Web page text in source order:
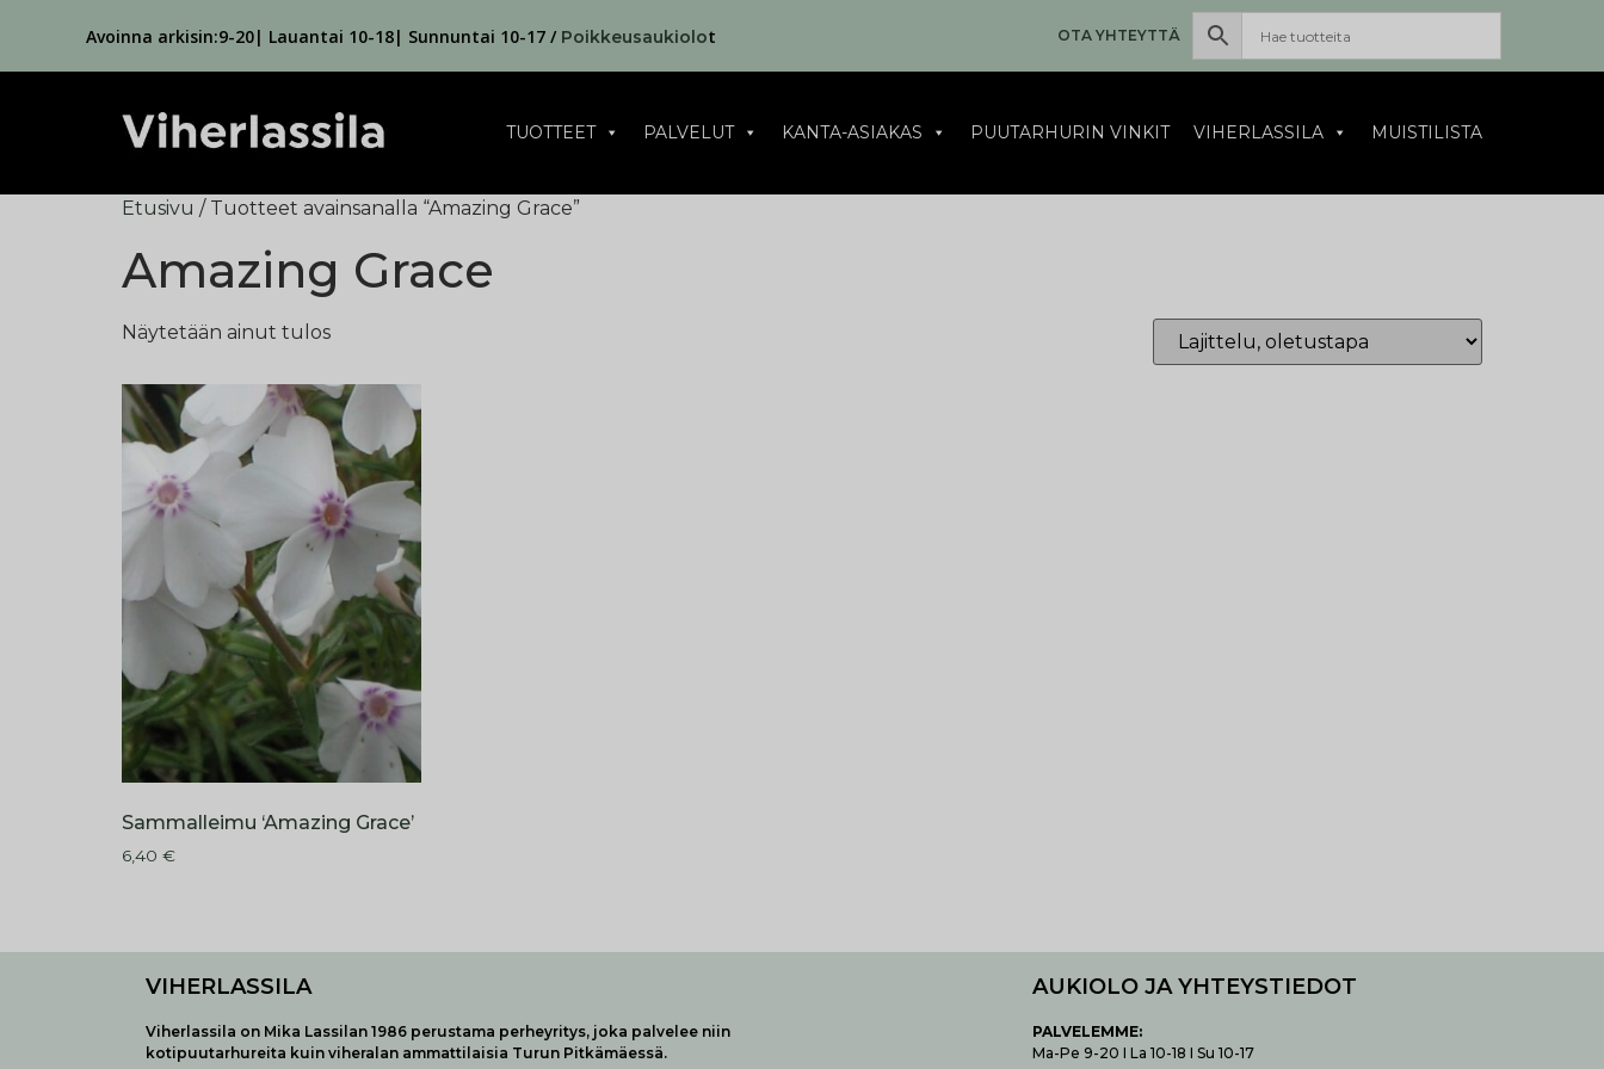
Avoinna arkisin:9-20| Lauantai 10-18| Sunnuntai 10-17 / Poikkeusaukiolot OTA YHTEYTTÄ
TUOTTEET PALVELUT KANTA-ASIAKAS PUUTARHURIN VINKIT VIHERLASSILA MUISTILISTA
Etusivu / Tuotteet avainsanalla “Amazing Grace”
Amazing Grace
Näytetään ainut tulos
Sammalleimu ‘Amazing Grace’
6,40 €
VIHERLASSILA
Viherlassila on Mika Lassilan 1986 perustama perheyritys, joka palvelee niin
kotipuutarhureita kuin viheralan ammattilaisia Turun Pitkämäessä.
AUKIOLO JA YHTEYSTIEDOT
PALVELEMME:
Ma-Pe 9-20 I La 10-18 I Su 10-17